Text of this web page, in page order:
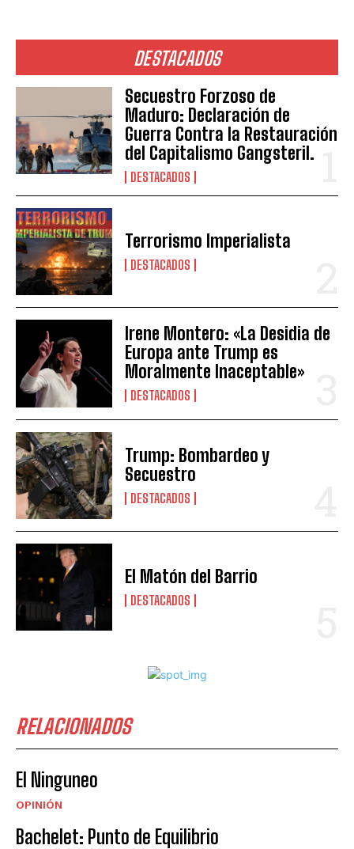
DESTACADOS
Secuestro Forzoso de
Maduro: Declaración de
Guerra Contra la Restauración
del Capitalismo Gangsteril.
DESTACADOS
Terrorismo Imperialista
DESTACADOS
Irene Montero: «La Desidia de
Europa ante Trump es
Moralmente Inaceptable»
DESTACADOS
Trump: Bombardeo y
Secuestro
DESTACADOS
El Matón del Barrio
DESTACADOS
RELACIONADOS
El Ninguneo
OPINIÓN
Bachelet: Punto de Equilibrio